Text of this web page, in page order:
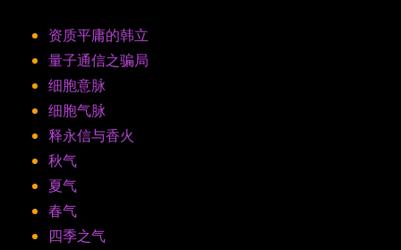
资质平庸的韩立
量子通信之骗局
细胞意脉
细胞气脉
释永信与香火
秋气
夏气
春气
四季之气